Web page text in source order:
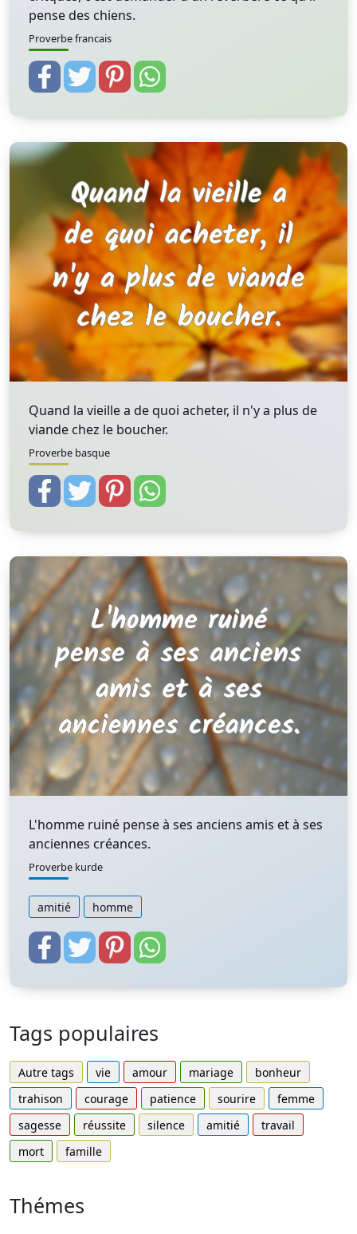
pense des chiens.
Proverbe francais
Quand la vieille a de quoi acheter, il n'y a plus de
viande chez le boucher.
Proverbe basque
L'homme ruiné pense à ses anciens amis et à ses
anciennes créances.
Proverbe kurde
amitié homme
Tags populaires
Autre tags vie amour mariage
bonheur
trahison
courage patience sourire
femme
sagesse
réussite silence amitié
travail
mort
famille
Thémes